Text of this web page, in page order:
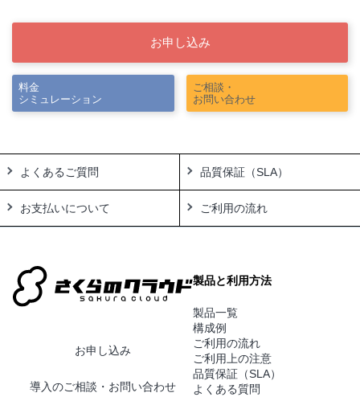
お申し込み
ご相談・
お問い合わせ
料金
シミュレーション
よくあるご質問 品質保証（SLA）
お支払いについて ご利用の流れ
お申し込み
導入のご相談・お問い合わせ
製品と利用方法
製品一覧
構成例
ご利用の流れ
ご利用上の注意
品質保証（SLA）
よくある質問